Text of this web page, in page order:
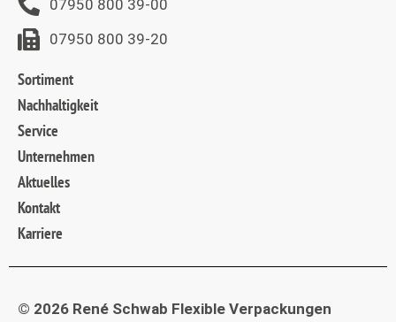
07950 800 39-00
07950 800 39-20
Sortiment
Nachhaltigkeit
Service
Unternehmen
Aktuelles
Kontakt
Karriere
© 2026 René Schwab Flexible Verpackungen